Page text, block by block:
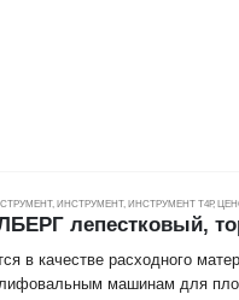
, ИНСТРУМЕНТ, ИНСТРУМЕНТ Т4Р,
в качестве расходного
машинам для